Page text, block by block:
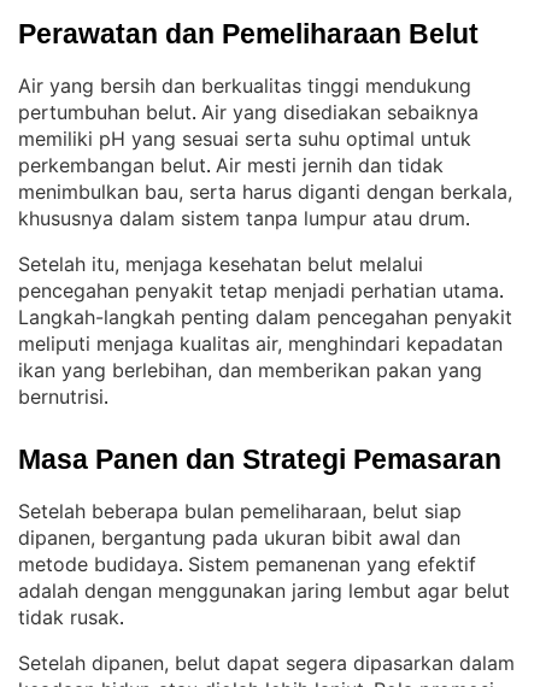
Perawatan dan Pemeliharaan Belut
Air yang bersih dan berkualitas tinggi mendukung
pertumbuhan belut. Air yang disediakan sebaiknya
memiliki pH yang sesuai serta suhu optimal untuk
perkembangan belut. Air mesti jernih dan tidak
menimbulkan bau, serta harus diganti dengan berkala,
khususnya dalam sistem tanpa lumpur atau drum.
Setelah itu, menjaga kesehatan belut melalui
pencegahan penyakit tetap menjadi perhatian utama
Langkah-langkah penting dalam pencegahan penyakit
meliputi menjaga kualitas air, menghindari kepadatan
ikan yang berlebihan, dan memberikan pakan yang
bernutrisi.
Masa Panen dan Strategi Pemasaran
Setelah beberapa bulan pemeliharaan, belut siap
dipanen, bergantung pada ukuran bibit awal dan
metode budidaya. Sistem pemanenan yang efektif
adalah dengan menggunakan jaring lembut agar belut
tidak rusak.
Setelah dipanen, belut dapat segera dipasarkan dalam